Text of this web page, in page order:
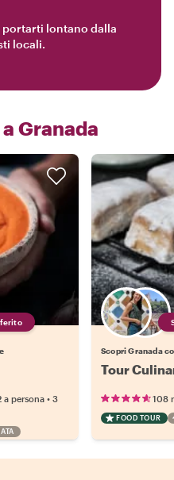
portarti lontano dalla
locali.
Granada
a persona • 3
Scopri Granada
Tour
108
FOOD TOUR